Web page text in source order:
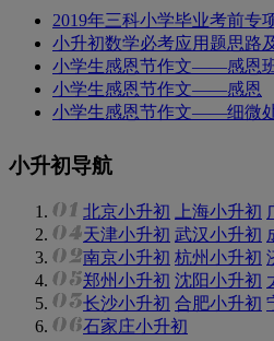
2019年三科小学毕业考前专
小升初数学必考应用题思路
小学生感恩节作文——感恩
小学生感恩节作文——感恩
小学生感恩节作文——细微
小升初导航
北京小升初 上海小升初
天津小升初 武汉小升初
南京小升初 杭州小升初
郑州小升初 沈阳小升初
长沙小升初 合肥小升初
石家庄小升初